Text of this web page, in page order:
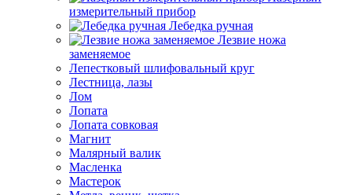
измерительный прибор
Лебедка ручная
Лезвие ножа
заменяемое
Лепестковый шлифовальный круг
Лестница, лазы
Лом
Лопата
Лопата совковая
Магнит
Малярный валик
Масленка
Мастерок